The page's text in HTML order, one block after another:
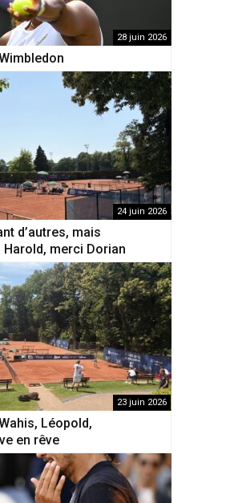
28 juin 2026
24 juin 2026
d’autres, mais
merci Dorian
23 juin 2026
Léopold,
en rêve